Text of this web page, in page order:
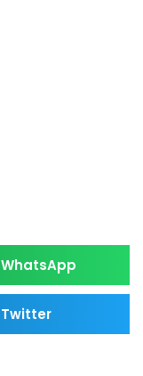
WhatsApp
Twitter